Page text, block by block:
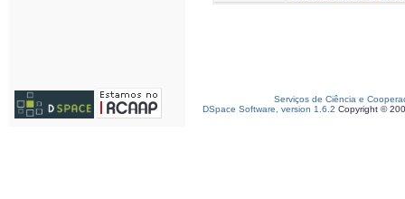
Serviços de Ciência e
DSpace Software, version 1.6.2 Copyright ©